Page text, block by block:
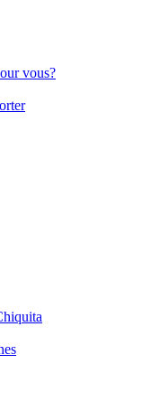
vous?